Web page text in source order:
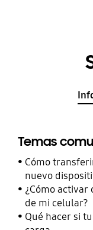
Temas
Cómo
nuevo
¿Cómo activar
de mi celular?
Qué hacer si